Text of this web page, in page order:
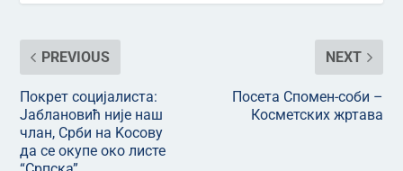
PREVIOUS
Покрет социјалиста:
Јаблановић није наш
члан, Срби на Kосову
да се окупе око листе
NEXT
Посета Спомен-соби –
Косметских жртава